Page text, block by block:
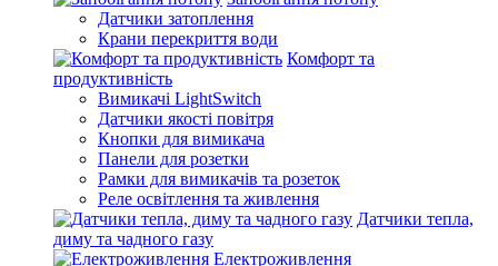
Датчики затоплення
Крани перекриття води
Комфорт та
продуктивність
Вимикачі LightSwitch
Датчики якості повітря
Кнопки для вимикача
Панели для розетки
Рамки для вимикачів та розеток
Реле освітлення та живлення
Датчики тепла,
диму та чадного газу
Електроживлення